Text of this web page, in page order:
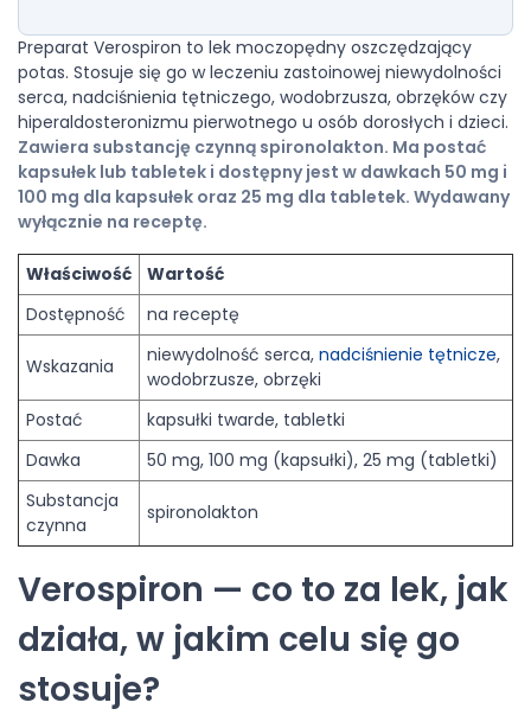
Preparat Verospiron to lek moczopędny oszczędzający
potas. Stosuje się go w leczeniu zastoinowej niewydolności
serca, nadciśnienia tętniczego, wodobrzusza, obrzęków czy
hiperaldosteronizmu pierwotnego u osób dorosłych i dzieci.
Zawiera substancję czynną spironolakton. Ma postać
kapsułek lub tabletek i dostępny jest w dawkach 50 mg i
100 mg dla kapsułek oraz 25 mg dla tabletek. Wydawany
wyłącznie na receptę.
Właściwość
Wartość
Dostępność
na receptę
Wskazania niewydolność serca, nadciśnienie tętnicze,
wodobrzusze, obrzęki
Postać
kapsułki twarde, tabletki
Dawka
50 mg, 100 mg (kapsułki), 25 mg (tabletki)
Substancja
czynna
spironolakton
Verospiron — co to za lek, jak
działa, w jakim celu się go
stosuje?